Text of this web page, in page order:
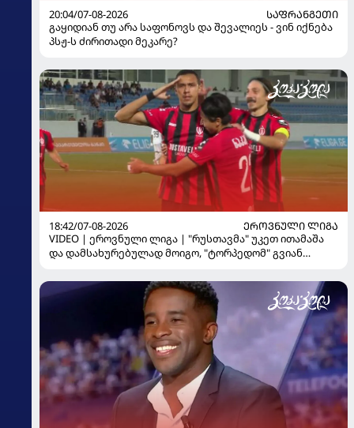
20:04/07-08-2026
ᲡᲐᲤᲠᲐᲜᲒᲔᲗᲘ
გაყიდიან თუ არა საფონოვს და შევალიეს - ვინ იქნება
პსჟ-ს ძირითადი მეკარე?
18:42/07-08-2026
ᲔᲠᲝᲕᲜᲣᲚᲘ ᲚᲘᲒᲐ
VIDEO | ეროვნული ლიგა | "რუსთავმა" უკეთ ითამაშა
და დამსახურებულად მოიგო, "ტორპედომ" გვიან